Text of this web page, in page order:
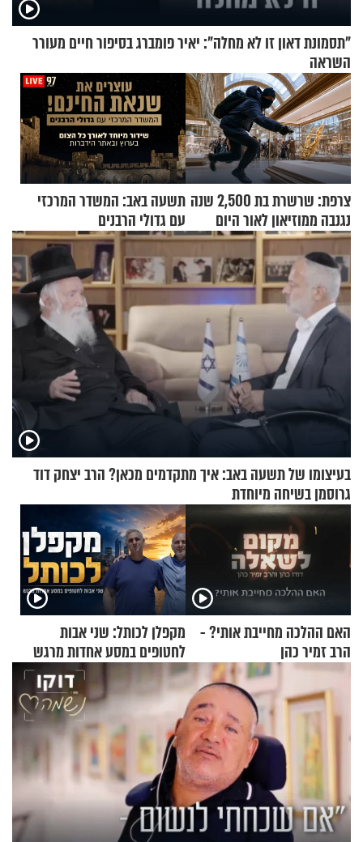
"תסמונת דאון זו לא מחלה": יאיר פומברג בסיפור חיים מעורר
השראה
צרפת: שרשרת בת 2,500 שנה
נגנבה ממוזיאון לאור היום
תשעה באב: המשדר המרכזי
עם גדולי הרבנים
בעיצומו של תשעה באב: איך מתקדמים מכאן? הרב יצחק דוד
גרוסמן בשיחה מיוחדת
האם ההלכה מחייבת אותי? -
הרב זמיר כהן
מקפלן לכותל: שני אבות
לחטופים במסע אחדות מרגש